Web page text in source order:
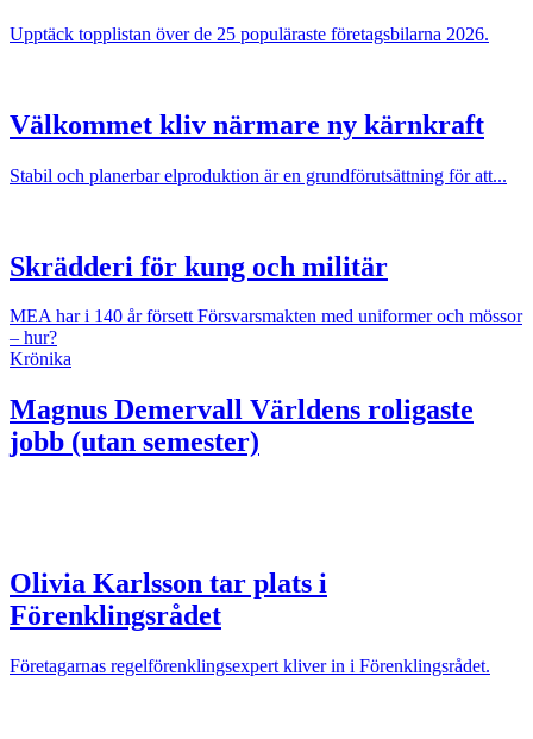
Upptäck topplistan över de 25 populäraste företagsbilarna 2026.
Välkommet kliv närmare ny kärnkraft
Stabil och planerbar elproduktion är en grundförutsättning för att...
Skrädderi för kung och militär
MEA har i 140 år försett Försvarsmakten med uniformer och mössor
– hur?
Krönika
Magnus Demervall Världens roligaste
jobb (utan semester)
Olivia Karlsson tar plats i
Förenklingsrådet
Företagarnas regelförenklingsexpert kliver in i Förenklingsrådet.